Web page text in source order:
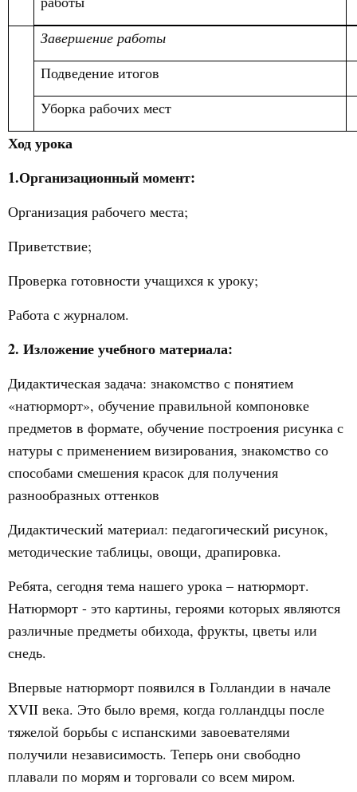
Завершение работы
Подведение итогов
Уборка рабочих мест
Ход урока
1.Организационный момент:
Организация рабочего места;
Приветствие;
Проверка готовности учащихся к уроку;
Работа с журналом.
2. Изложение учебного материала:
Дидактическая задача: знакомство с понятием
«натюрморт», обучение правильной компоновке
предметов в формате, обучение построения рисунка с
натуры с применением визирования, знакомство со
способами смешения красок для получения
разнообразных оттенков
Дидактический материал: педагогический рисунок,
методические таблицы, овощи, драпировка.
Ребята, сегодня тема нашего урока – натюрморт.
Натюрморт - это картины, героями которых являются
различные предметы обихода, фрукты, цветы или
снедь.
Впервые натюрморт появился в Голландии в начале
XVII века. Это было время, когда голландцы после
тяжелой борьбы с испанскими завоевателями
получили независимость. Теперь они свободно
плавали по морям и торговали со всем миром.